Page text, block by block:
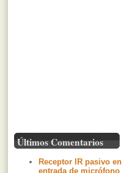
Últimos Comentarios
Receptor IR pasivo en
entrada de micrófono